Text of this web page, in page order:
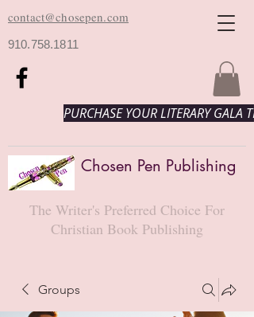
contact@chosepen.com
910.758.1811
PURCHASE YOUR LITERARY GALA
Chosen Pen Publishing
The Writer's Preferred Choice For
Christian Book Publishing
Groups